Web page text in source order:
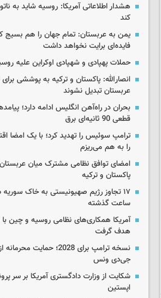
هشدار اطلاعاتی آمریکا: روسیه شاید به
کند
یمن به عربستان: تمام جهان را هم بسیج
فایده‌ای برایت نخواهد داشت
حملات پهپادی و شهپادی اوکراین علیه
انصارالله: پاکستان و ترکیه به پوششی
عربستان تبدیل نشوند
بحران در راه‌آهن انگلیس ادامه دارد؛
قطعی 90 ثانیه‌ای برق
ترامپ سوئیس را تهدید کرد؛ با یک امضا
را به هم می‌ریزم
امضای توافق نظامی مشترک میان
پاکستان و ترکیه
ساعت گذشته
آمریکا همکاری‌های نظامی روسیه و چین با
هدف گرفت
نسخه ترامپ برای 2028؛ حمایت
جی‌دی ونس
شکایت از وزارت دادگستری آمریکا بر سر
اپستین